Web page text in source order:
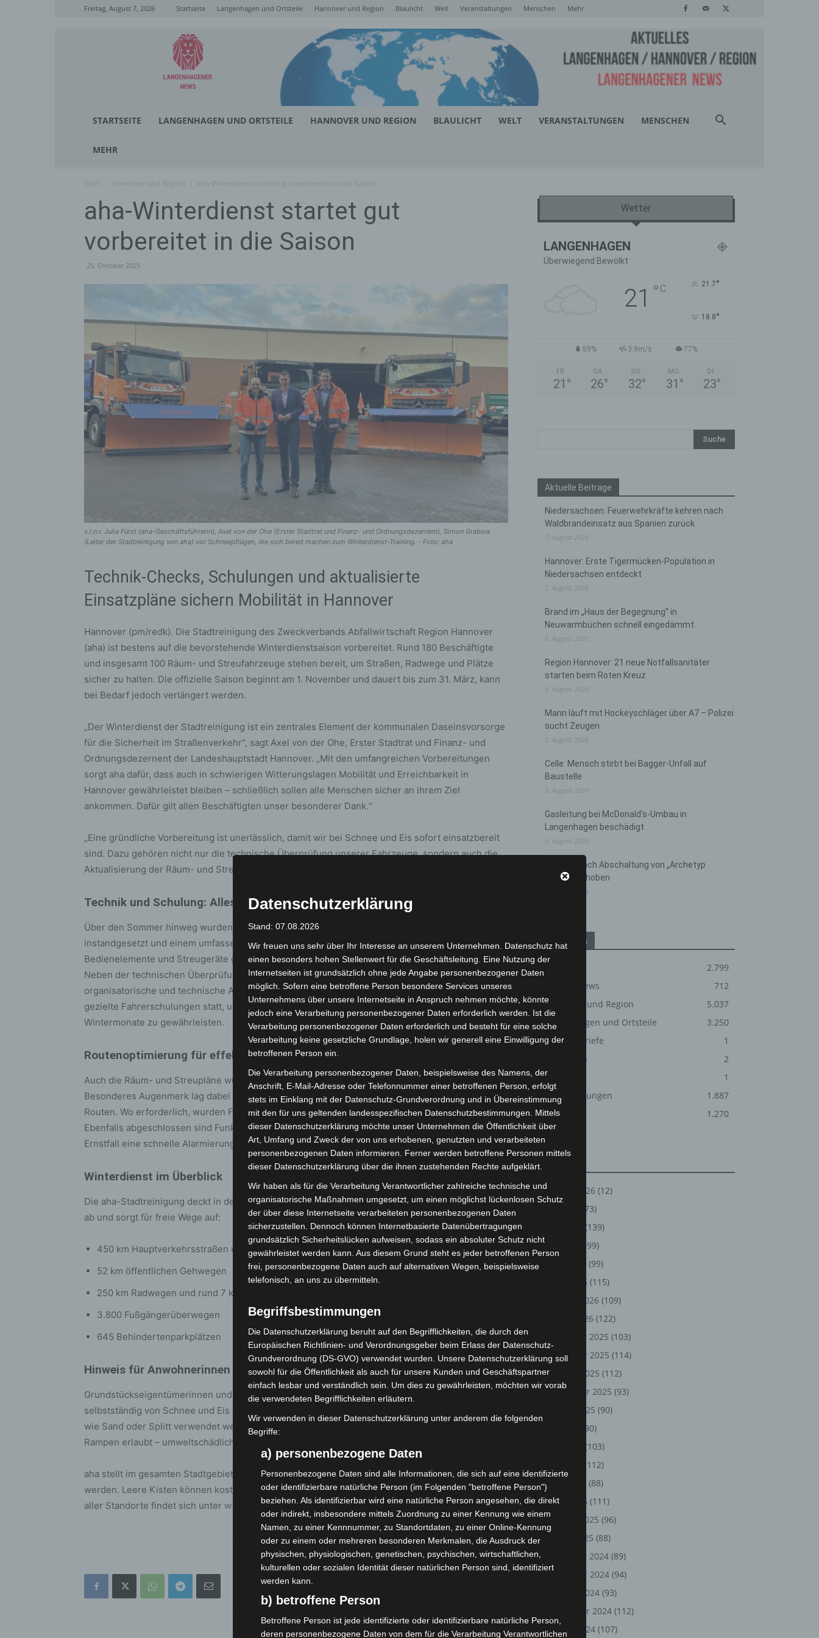
Freitag, August 7, 2026 Startseite Langenhagen und Ortsteile Hannover und Region Blaulicht Welt Veranstaltungen Menschen Mehr
Langenhagener
News
STARTSEITE LANGENHAGEN UND ORTSTEILE HANNOVER UND REGION BLAULICHT WELT VERANSTALTUNGEN MENSCHEN
MEHR
aha-Winterdienst startet gut
vorbereitet in die Saison
25. Oktober 2025
v.l.n.r. Julia Fürst (aha-Geschäftsführerin), Axel von der Ohe (Erster Stadtrat und Finanz- und Ordnungsdezernent), Simon Grabow
(Leiter der Stadtreinigung von aha) vor Schneepflügen, die sich bereit machen zum Winterdienst-Training. - Foto: aha
Technik-Checks, Schulungen und aktualisierte
Einsatzpläne sichern Mobilität in Hannover
Hannover (pm/redk). Die Stadtreinigung des Zweckverbands Abfallwirtschaft Region Hannover
(aha) ist bestens auf die bevorstehende Winterdienstsaison vorbereitet. Rund 180 Beschäftigte
und insgesamt 100 Räum- und Streufahrzeuge stehen bereit, um Straßen, Radwege und Plätze
sicher zu halten. Die offizielle Saison beginnt am 1. November und dauert bis zum 31. März, kann
bei Bedarf jedoch verlängert werden.
„Der Winterdienst der Stadtreinigung ist ein zentrales Element der kommunalen Daseinsvorsorge
für die Sicherheit im Straßenverkehr“, sagt Axel von der Ohe, Erster Stadtrat und Finanz- und
Ordnungsdezernent der Landeshauptstadt Hannover. „Mit den umfangreichen Vorbereitungen
sorgt aha dafür, dass auch in schwierigen Witterungslagen Mobilität und Erreichbarkeit in
Hannover gewährleistet bleiben – schließlich sollen alle Menschen sicher an ihrem Ziel
ankommen. Dafür gilt allen Beschäftigten unser besonderer Dank.“
„Eine gründliche Vorbereitung ist unerlässlich, damit wir bei Schnee und Eis sofort einsatzbereit
sind. Dazu gehören nicht nur die technische Überprüfung unserer Fahrzeuge, sondern auch die
Aktualisierung der Räum- und Streupläne“, ergänzt Simon Grabow, Leiter der aha-Stadtreinigung.
Technik und Schulung: Alles auf Einsatzbereitschaft geprüft
Über den Sommer hinweg wurden sämtliche Winterdienstfahrzeuge von aha gewartet,
instandgesetzt und einem umfassenden Technik-Check unterzogen. Dabei wurden
Bedienelemente und Streugeräte getestet – zur Umweltentlastung mit Wasser anstelle von Sole.
Neben der technischen Überprüfung erhielten alle Mitarbeitenden Einweisungen in rechtliche,
organisatorische und technische Abläufe. Über die aha-eigene Fahrschule fanden zusätzlich
gezielte Fahrerschulungen statt, um einen sicheren und effizienten Einsatz während der
Wintermonate zu gewährleisten.
Routenoptimierung für effektiven Winterdienst
Auch die Räum- und Streupläne wurden vor Saisonbeginn vollständig überprüft und angepasst.
Besonderes Augenmerk lag dabei auf Baustellen, Umleitungen und der Befahrbarkeit aller
Routen. Wo erforderlich, wurden Fahrzeugtypen und Touren neu zugeordnet.
Ebenfalls abgeschlossen sind Funktionstests der Rufgeräte für die Rufbereitschaft – damit im
Ernstfall eine schnelle Alarmierung und Einsatzkoordination gewährleistet bleibt.
Winterdienst im Überblick
Die aha-Stadtreinigung deckt in der höchsten Dringlichkeitsstufe (W1) ein großes Einsatzgebiet
ab und sorgt für freie Wege auf:
450 km Hauptverkehrsstraßen und priorisierten Fahrbahnen
52 km öffentlichen Gehwegen
250 km Radwegen und rund 7 km Fahrradstraßen
3.800 Fußgängerüberwegen
645 Behindertenparkplätzen
Hinweis für Anwohnerinnen und Anwohner
Grundstückseigentümerinnen und -eigentümer sind verpflichtet, angrenzende Gehwege
selbstständig von Schnee und Eis zu befreien. Dabei dürfen ausschließlich abstumpfende Mittel
wie Sand oder Splitt verwendet werden. Auftauende Stoffe wie Salz sind nur auf Treppen und
Rampen erlaubt – umweltschädliche Chemikalien sind untersagt.
aha stellt im gesamten Stadtgebiet rund 1.000 Streusandkisten bereit, die regelmäßig befüllt
werden. Leere Kisten können kostenlos unter0800 999 11 99gemeldet werden. Eine Übersicht
aller Standorte findet sich unter www.aha-region.de .
Wetter
LANGENHAGEN
Überwiegend Bewölkt
21 ° C 21.7°
18.8°
59% 3.9m/s 77%
FR.
21 °
SA.
26°
SO.
32°
MO.
31 °
DI.
23°
Aktuelle Beiträge
Niedersachsen: Feuerwehrkräfte kehren nach
Waldbrandeinsatz aus Spanien zurück
7. August 2026
Hannover: Erste Tigermücken-Population in
Niedersachsen entdeckt
7. August 2026
Brand im „Haus der Begegnung“ in
Neuwarmbüchen schnell eingedämmt
6. August 2026
Region Hannover: 21 neue Notfallsanitäter
starten beim Roten Kreuz
5. August 2026
Mann läuft mit Hockeyschläger über A7 – Polizei
sucht Zeugen
5. August 2026
Celle: Mensch stirbt bei Bagger-Unfall auf
Baustelle
5. August 2026
Gasleitung bei McDonald’s-Umbau in
Langenhagen beschädigt
5. August 2026
Anklage nach Abschaltung von „Archetyp
Market“ erhoben
Kategorien
2.799
Corona-News
712
Hannover und Region
5.037
Langenhagen und Ortsteile
3.250
Leserbriefe
1
Menschen
2
Über uns
1
Veranstaltungen
1.887
Welt
1.270
August 2026 (12)
(73)
(139)
(99)
(99)
März 2026 (115)
Februar 2026 (109)
Januar 2026 (122)
Dezember 2025 (103)
November 2025 (114)
Oktober 2025 (112)
September 2025 (93)
August 2025 (90)
(90)
(103)
(112)
April 2025
(88)
März 2025 (111)
Februar 2025 (96)
Januar 2025 (88)
Dezember 2024 (89)
November 2024 (94)
Oktober 2024 (93)
September 2024 (112)
August 2024 (107)
Datenschutzerklärung
Stand: 07.08.2026
Wir freuen uns sehr über Ihr Interesse an unserem Unternehmen. Datenschutz hat
einen besonders hohen Stellenwert für die Geschäftsleitung. Eine Nutzung der
Internetseiten ist grundsätzlich ohne jede Angabe personenbezogener Daten
möglich. Sofern eine betroffene Person besondere Services unseres
Unternehmens über unsere Internetseite in Anspruch nehmen möchte, könnte
jedoch eine Verarbeitung personenbezogener Daten erforderlich werden. Ist die
Verarbeitung personenbezogener Daten erforderlich und besteht für eine solche
Verarbeitung keine gesetzliche Grundlage, holen wir generell eine Einwilligung der
betroffenen Person ein.
Die Verarbeitung personenbezogener Daten, beispielsweise des Namens, der
Anschrift, E-Mail-Adresse oder Telefonnummer einer betroffenen Person, erfolgt
stets im Einklang mit der Datenschutz-Grundverordnung und in Übereinstimmung
mit den für uns geltenden landesspezifischen Datenschutzbestimmungen. Mittels
dieser Datenschutzerklärung möchte unser Unternehmen die Öffentlichkeit über
Art, Umfang und Zweck der von uns erhobenen, genutzten und verarbeiteten
personenbezogenen Daten informieren. Ferner werden betroffene Personen mittels
dieser Datenschutzerklärung über die ihnen zustehenden Rechte aufgeklärt.
Wir haben als für die Verarbeitung Verantwortlicher zahlreiche technische und
organisatorische Maßnahmen umgesetzt, um einen möglichst lückenlosen Schutz
der über diese Internetseite verarbeiteten personenbezogenen Daten
sicherzustellen. Dennoch können Internetbasierte Datenübertragungen
grundsätzlich Sicherheitslücken aufweisen, sodass ein absoluter Schutz nicht
gewährleistet werden kann. Aus diesem Grund steht es jeder betroffenen Person
frei, personenbezogene Daten auch auf alternativen Wegen, beispielsweise
telefonisch, an uns zu übermitteln.
Begriffsbestimmungen
Die Datenschutzerklärung beruht auf den Begrifflichkeiten, die durch den
Europäischen Richtlinien- und Verordnungsgeber beim Erlass der Datenschutz-
Grundverordnung (DS-GVO) verwendet wurden. Unsere Datenschutzerklärung soll
sowohl für die Öffentlichkeit als auch für unsere Kunden und Geschäftspartner
einfach lesbar und verständlich sein. Um dies zu gewährleisten, möchten wir vorab
die verwendeten Begrifflichkeiten erläutern.
Wir verwenden in dieser Datenschutzerklärung unter anderem die folgenden
Begriffe:
a) personenbezogene Daten
Personenbezogene Daten sind alle Informationen, die sich auf eine identifizierte
oder identifizierbare natürliche Person (im Folgenden "betroffene Person")
beziehen. Als identifizierbar wird eine natürliche Person angesehen, die direkt
oder indirekt, insbesondere mittels Zuordnung zu einer Kennung wie einem
Namen, zu einer Kennnummer, zu Standortdaten, zu einer Online-Kennung
oder zu einem oder mehreren besonderen Merkmalen, die Ausdruck der
physischen, physiologischen, genetischen, psychischen, wirtschaftlichen,
kulturellen oder sozialen Identität dieser natürlichen Person sind, identifiziert
werden kann.
b) betroffene Person
Betroffene Person ist jede identifizierte oder identifizierbare natürliche Person,
deren personenbezogene Daten von dem für die Verarbeitung Verantwortlichen